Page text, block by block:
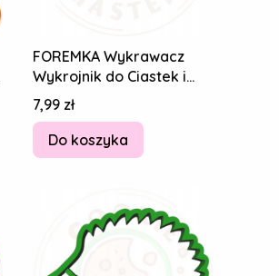
FOREMKA Wykrawacz
Wykrojnik do Ciastek i
Pierników - Zoo Łasica
Kuna 8cm
Cena
7,99 zł
Do koszyka